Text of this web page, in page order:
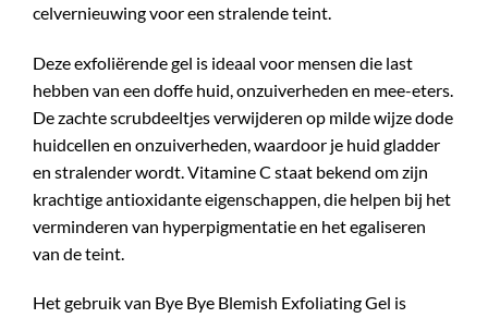
celvernieuwing voor een stralende teint.
Deze exfoliërende gel is ideaal voor mensen die last
hebben van een doffe huid, onzuiverheden en mee-eters.
De zachte scrubdeeltjes verwijderen op milde wijze dode
huidcellen en onzuiverheden, waardoor je huid gladder
en stralender wordt. Vitamine C staat bekend om zijn
krachtige antioxidante eigenschappen, die helpen bij het
verminderen van hyperpigmentatie en het egaliseren
van de teint.
Het gebruik van Bye Bye Blemish Exfoliating Gel is